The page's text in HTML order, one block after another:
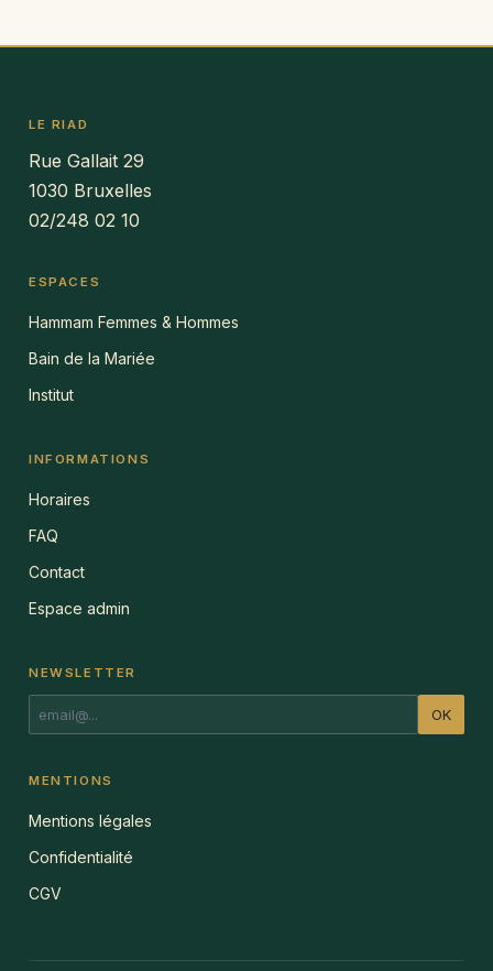
LE RIAD
Rue Gallait 29
1030 Bruxelles
02/248 02 10
ESPACES
Hammam Femmes & Hommes
Bain de la Mariée
Institut
INFORMATIONS
Horaires
FAQ
Contact
Espace admin
NEWSLETTER
OK
MENTIONS
Mentions légales
Confidentialité
CGV